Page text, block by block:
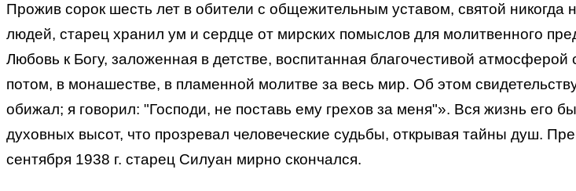
Прожив сорок шесть лет в обители с общежительным уставом, святой
людей, старец хранил ум и сердце от мирских помыслов для молитвенного
Любовь к Богу, заложенная в детстве, воспитанная благочестивой
потом, в монашестве, в пламенной молитве за весь мир. Об этом
обижал; я говорил: "Господи, не поставь ему грехов за меня"». Вся жизнь его
духовных высот, что прозревал человеческие судьбы, открывая тайны душ.
сентября 1938 г. старец Силуан мирно скончался.